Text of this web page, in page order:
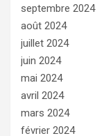
septembre 2024
août 2024
juillet 2024
juin 2024
mai 2024
avril 2024
mars 2024
février 2024